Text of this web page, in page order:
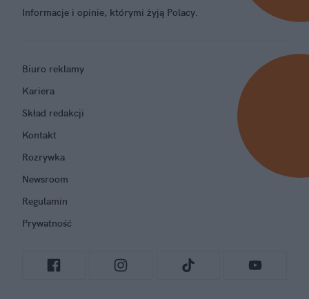
Informacje i opinie, którymi żyją Polacy.
Biuro reklamy
Kariera
Skład redakcji
Kontakt
Rozrywka
Newsroom
Regulamin
Prywatność